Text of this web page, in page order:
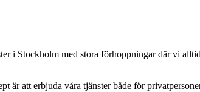
i Stockholm med stora förhoppningar där vi
att erbjuda våra tjänster både för